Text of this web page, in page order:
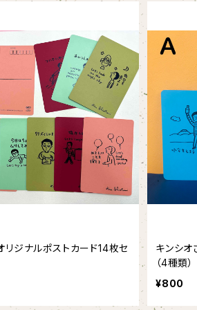
リジナルポストカード14枚セ
キンシ
（4種類）
¥800